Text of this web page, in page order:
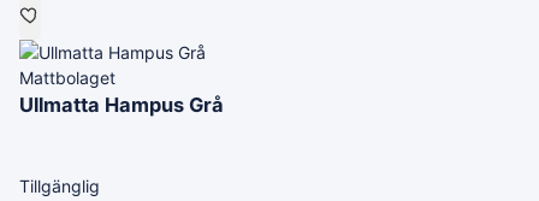
Mattbolaget
Ullmatta Hampus Grå
Tillgänglig